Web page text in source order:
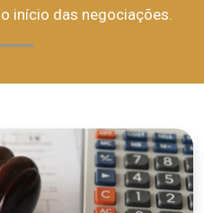
início das negociações.